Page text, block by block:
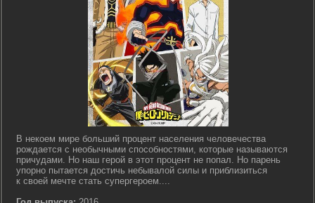
В некоем мире больший процент населения человечества
рождается с необычными способностями, которые называются
причудами. Но наш герой в этот процент не попал. Но парень
упорно пытается достичь небывалой силы и приблизиться
к своей мечте стать супергероем....